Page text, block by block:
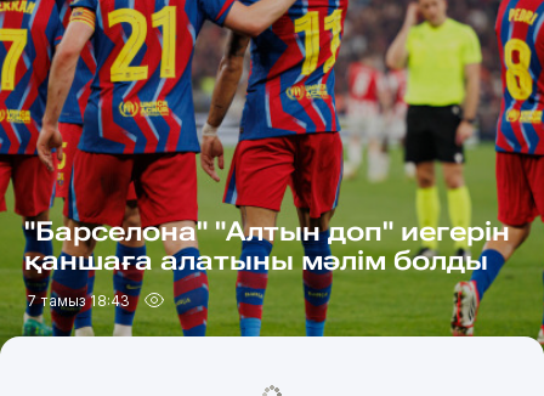
"Барселона" "Алтын доп" иегерін
қаншаға алатыны мәлім болды
7 тамыз 18:43